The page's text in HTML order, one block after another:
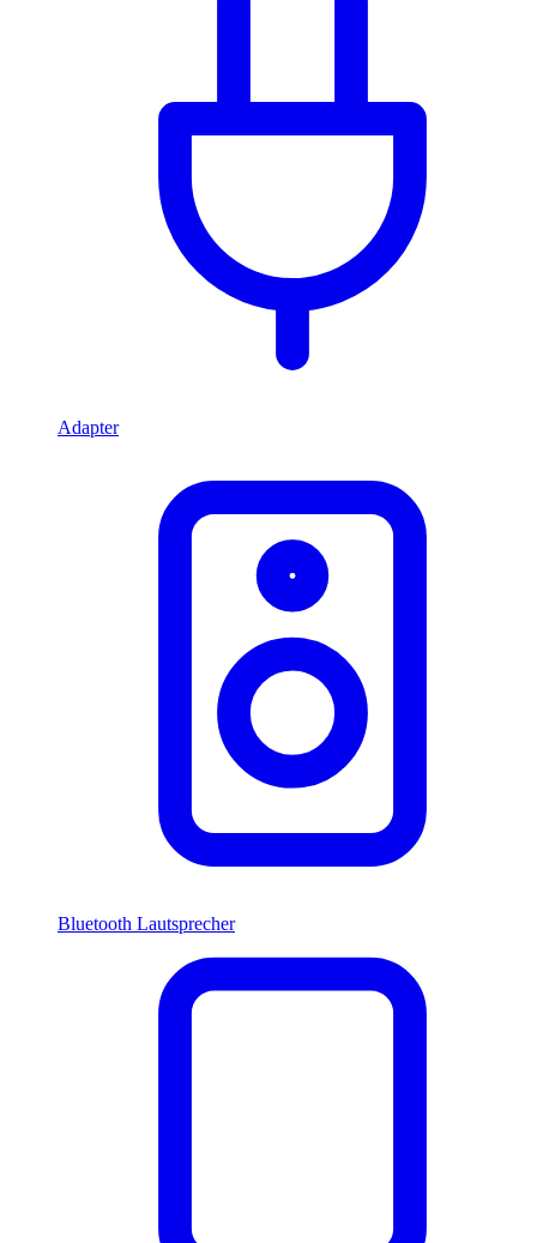
Adapter
Bluetooth Lautsprecher